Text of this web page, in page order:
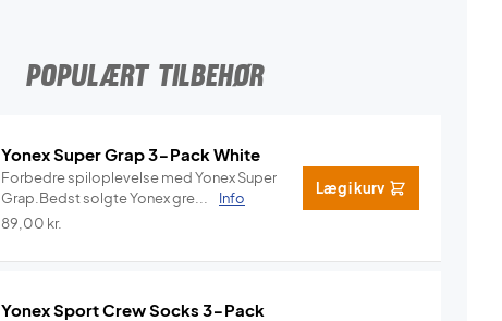
POPULÆRT TILBEHØR
Yonex Super Grap 3-Pack White
Forbedre spiloplevelse med Yonex Super
Grap.Bedst solgte Yonex gre...
Info
89,00 kr.
Læg i kurv
Yonex Sport Crew Socks 3-Pack